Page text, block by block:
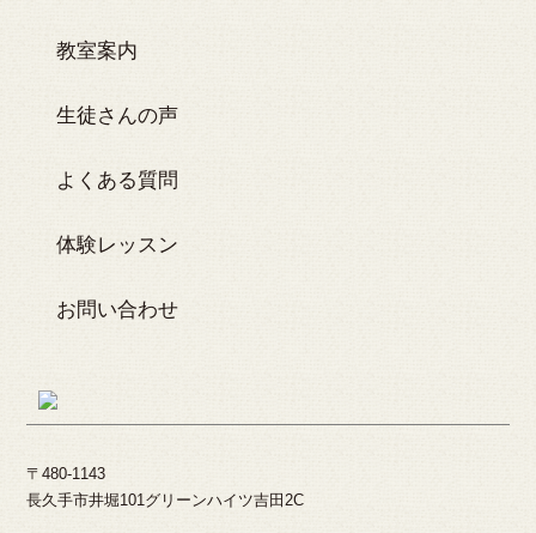
教室案内
生徒さんの声
よくある質問
体験レッスン
お問い合わせ
〒480-1143
長久手市井堀101グリーンハイツ吉田2C